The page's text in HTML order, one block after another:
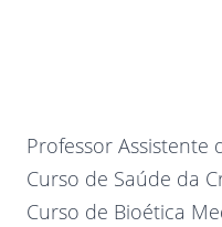
Professor Assistente
Curso de Saúde da
Curso de Bioética